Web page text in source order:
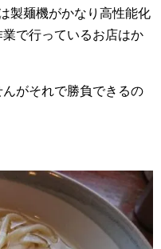
製麺機がかなり高性能化
で行っているお店はか
がそれで勝負できるの